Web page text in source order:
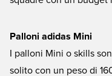
Palloni adidas Mini
I palloni Mini o skills
solito con un peso di